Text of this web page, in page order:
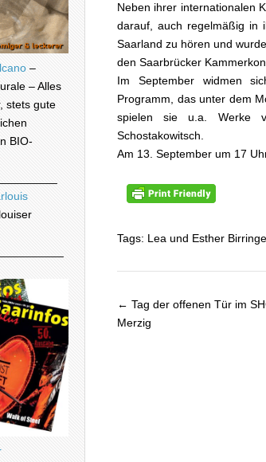
Neben ihrer internationalen
darauf, auch regelmäßig in
Saarland zu hören und
den Saarbrücker
Im September widmen
Programm, das unter dem
spielen sie u.a. Werke
Schostakowitsch.
Am 13. September um 17
Tags: Lea und Esther
Beitragsnavigation
← Tag der offenen Tür im
Merzig
–
– Alles
stets gute
BIO-